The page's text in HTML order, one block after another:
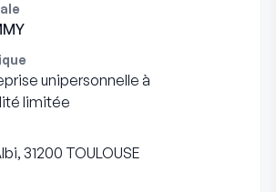
unipersonnelle à
limitée
31200 TOULOUSE